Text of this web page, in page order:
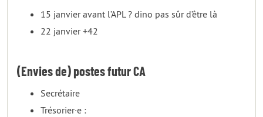
15 janvier avant l’APL ? dino pas sûr d’être là
22 janvier +42
(Envies de) postes futur CA
Secrétaire
Trésorier·e :